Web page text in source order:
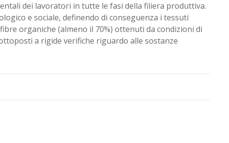
dei lavoratori in tutte le fasi della filiera produttiva.
e sociale, definendo di conseguenza i tessuti
organiche (almeno il 70%) ottenuti da condizioni di
a rigide verifiche riguardo alle sostanze